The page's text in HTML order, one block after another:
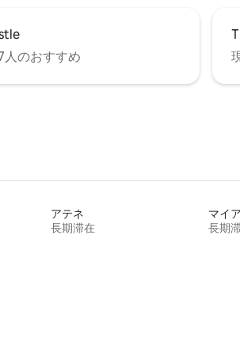
のおすすめ
アテネ
長期滞在
マイ
長期